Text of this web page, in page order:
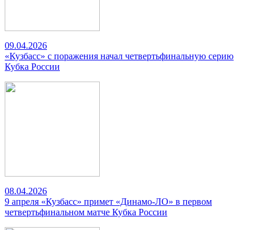
09.04.2026
«Кузбасс» с поражения начал четвертьфинальную серию
Кубка России
08.04.2026
9 апреля «Кузбасс» примет «Динамо-ЛО» в первом
четвертьфинальном матче Кубка России